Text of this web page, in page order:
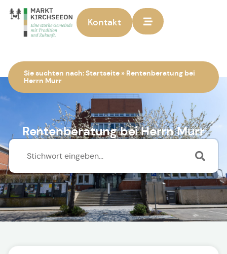
Kontakt
Sie suchten nach:Startseite » Rentenberatung bei
Herrn Murr
Rentenberatung bei Herrn Murr